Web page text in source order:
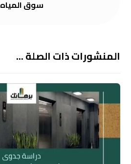
سوق المياه
المنشورات ذات الصلة ...